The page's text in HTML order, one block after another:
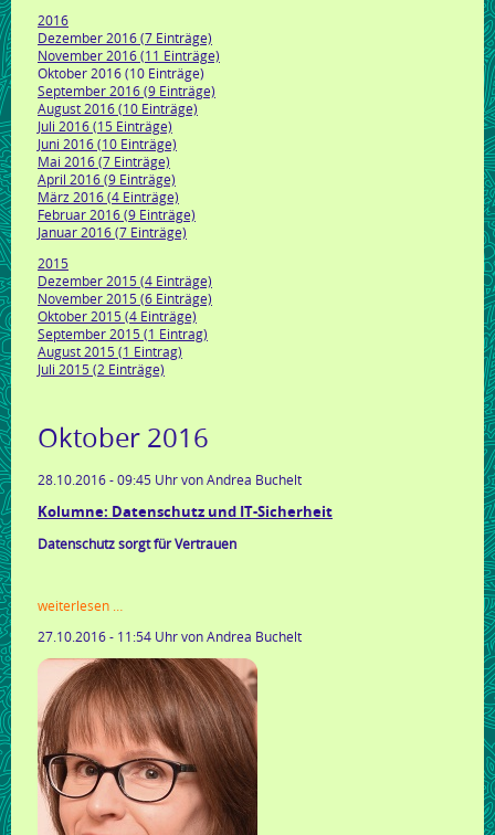
2016
Dezember 2016 (7 Einträge)
November 2016 (11 Einträge)
Oktober 2016 (10 Einträge)
September 2016 (9 Einträge)
August 2016 (10 Einträge)
Juli 2016 (15 Einträge)
Juni 2016 (10 Einträge)
Mai 2016 (7 Einträge)
April 2016 (9 Einträge)
März 2016 (4 Einträge)
Februar 2016 (9 Einträge)
Januar 2016 (7 Einträge)
2015
Dezember 2015 (4 Einträge)
November 2015 (6 Einträge)
Oktober 2015 (4 Einträge)
September 2015 (1 Eintrag)
August 2015 (1 Eintrag)
Juli 2015 (2 Einträge)
Oktober 2016
28.10.2016 - 09:45 Uhrvon Andrea Buchelt
Kolumne: Datenschutz und IT-Sicherheit
Datenschutz sorgt für Vertrauen
weiterlesen …
und
it-
sicherheit
27.10.2016 - 11:54 Uhrvon Andrea Buchelt